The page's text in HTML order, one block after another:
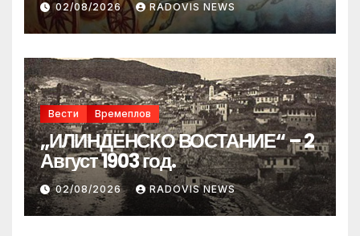
02/08/2026 RADOVIS NEWS
Вести Времеплов
„ИЛИНДЕНСКО ВОСТАНИЕ“ – 2
Август 1903 год.
02/08/2026 RADOVIS NEWS